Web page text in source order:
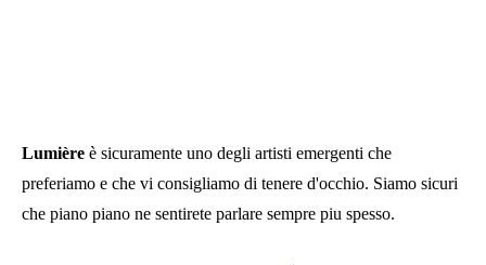
Lumière è sicuramente uno degli artisti emergenti che
preferiamo e che vi consigliamo di tenere d'occhio. Siamo sicuri
che piano piano ne sentirete parlare sempre piu spesso.